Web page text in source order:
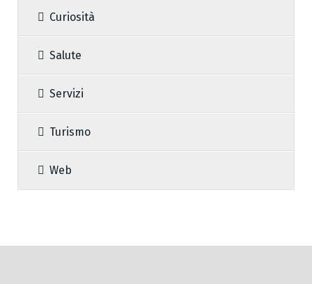
Curiosità
Salute
Servizi
Turismo
Web